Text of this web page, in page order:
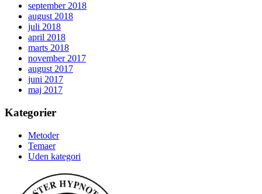
september 2018
august 2018
juli 2018
april 2018
marts 2018
november 2017
august 2017
juni 2017
maj 2017
Kategorier
Metoder
Temaer
Uden kategori